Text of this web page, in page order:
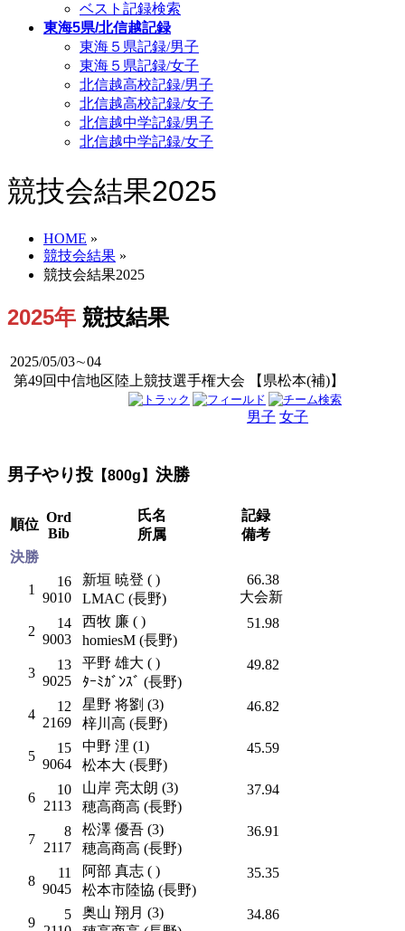
ベスト記録検索
東海5県/北信越記録
東海５県記録/男子
東海５県記録/女子
北信越高校記録/男子
北信越高校記録/女子
北信越中学記録/男子
北信越中学記録/女子
競技会結果2025
HOME »
競技会結果 »
競技会結果2025
2025年 競技結果
2025/05/03∼04
第49回中信地区陸上競技選手権大会 【県松本(補)】
男子 女子
男子やり投 【800g】 決勝
順位 Ord
Bib
氏名
所属
記録
備考
決勝
1
16
9010
新垣 暁登 ( )
LMAC (長野)
66.38
大会新
2
14
9003
西牧 廉 ( )
homiesM (長野)
51.98
3
13
9025
平野 雄大 ( )
ﾀｰﾐｶﾞﾝｽﾞ (長野)
49.82
4
12
2169
星野 将劉 (3)
梓川高 (長野)
46.82
5
15
9064
中野 浬 (1)
松本大 (長野)
45.59
6
10
2113
山岸 亮太朗 (3)
穂高商高 (長野)
37.94
7
8
2117
松澤 優吾 (3)
穂高商高 (長野)
36.91
8
11
9045
阿部 真志 ( )
松本市陸協 (長野)
35.35
9
5
奥山 翔月 (3)
34.86